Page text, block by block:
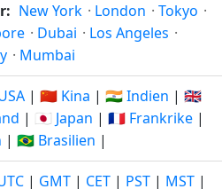
New York · London · Tokyo ·
· Dubai · Los Angeles ·
· Mumbai
| 🇨🇳 Kina | 🇮🇳 Indien | 🇬🇧
| 🇯🇵 Japan | 🇫🇷 Frankrike |
| 🇧🇷 Brasilien |
| GMT | CET | PST | MST |